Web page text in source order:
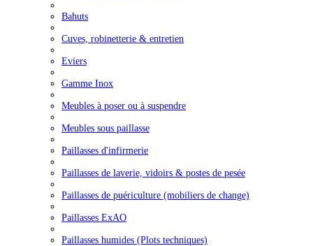
Bahuts
Cuves, robinetterie & entretien
Eviers
Gamme Inox
Meubles à poser ou à suspendre
Meubles sous paillasse
Paillasses d'infirmerie
Paillasses de laverie, vidoirs & postes de pesée
Paillasses de puériculture (mobiliers de change)
Paillasses ExAO
Paillasses humides (Plots techniques)